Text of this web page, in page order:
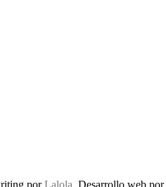
porLalola. Desarrollo web por